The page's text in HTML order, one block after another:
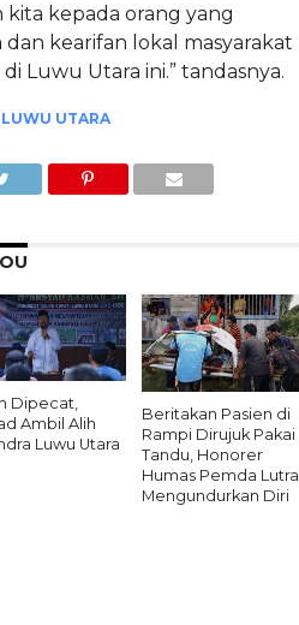
kepada orang yang
kearifan lokal masyarakat
Luwu Utara ini.” tandasnya.
UTARA
Dipecat,
Ambil Alih
Luwu Utara
Beritakan Pasien di
Rampi Dirujuk Pakai
Tandu, Honorer
Humas Pemda Lutra
Mengundurkan Diri